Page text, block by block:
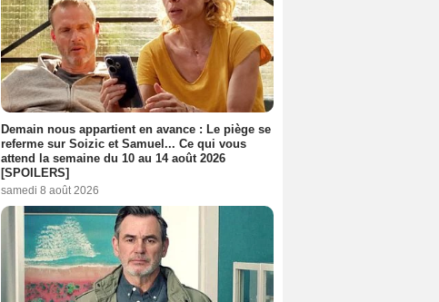
Demain nous appartient en avance : Le piège se
referme sur Soizic et Samuel... Ce qui vous
attend la semaine du 10 au 14 août 2026
[SPOILERS]
samedi 8 août 2026